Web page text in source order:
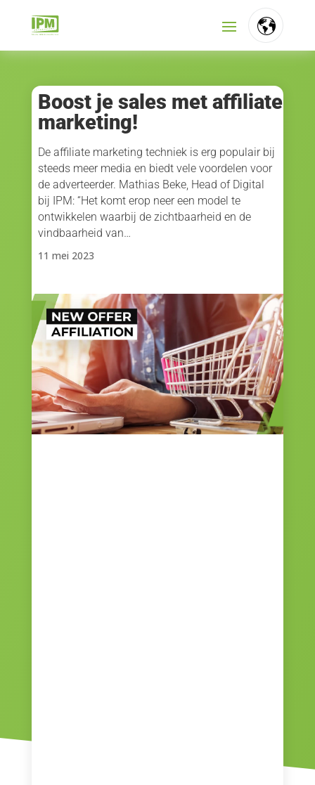
NL
Boost je sales met affiliate
marketing!
De affiliate marketing techniek is erg populair bij
steeds meer media en biedt vele voordelen voor
de adverteerder. Mathias Beke, Head of Digital
bij IPM: “Het komt erop neer een model te
ontwikkelen waarbij de zichtbaarheid en de
vindbaarheid van…
11 mei 2023